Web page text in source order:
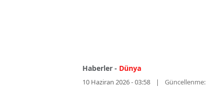
Haberler - Dünya
10 Haziran 2026 - 03:58 Güncellenme: